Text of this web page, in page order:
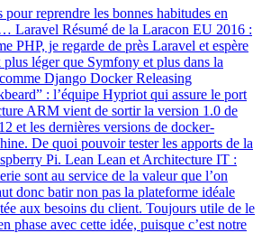
reprendre les bonnes habitudes en
Laravel Résumé de la Laracon EU 2016 :
PHP, je regarde de près Laravel et espère
léger que Symfony et plus dans la
Django Docker Releasing
: l’équipe Hypriot qui assure le port
ARM vient de sortir la version 1.0 de
et les dernières versions de docker-
De quoi pouvoir tester les apports de la
Pi. Lean Lean et Architecture IT :
sont au service de la valeur que l’on
donc batir non pas la plateforme idéale
aux besoins du client. Toujours utile de le
phase avec cette idée, puisque c’est notre